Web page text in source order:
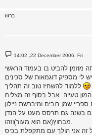
ברווז
P
o
t
14:02 ,22 December 2006, Fri
לי מספיק דוגמאות של סכינים
ללמוד להשחיז טוב זה תהליך
שמן רובים ומיברשת ניילון
בשנה גם תרסס מעט על הנדן
זה אני הולך עם מתקפלת בכיס